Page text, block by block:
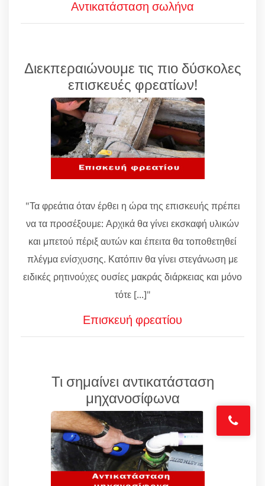
Αντικατάσταση σωλήνα
Διεκπεραιώνουμε τις πιο δύσκολες
επισκευές φρεατίων!
"Τα φρεάτια όταν έρθει η ώρα της επισκευής πρέπει
να τα προσέξουμε: Αρχικά θα γίνει εκσκαφή υλικών
και μπετού πέριξ αυτών και έπειτα θα τοποθετηθεί
πλέγμα ενίσχυσης. Κατόπιν θα γίνει στεγάνωση με
ειδικές ρητινούχες ουσίες μακράς διάρκειας και μόνο
τότε [...]"
Επισκευή φρεατίου
Τι σημαίνει αντικατάσταση
μηχανοσίφωνα